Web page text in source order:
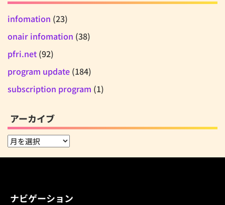
infomation (23)
onair infomation (38)
pfri.net (92)
program update (184)
subscription program (1)
アーカイブ
ア
ナビゲーション